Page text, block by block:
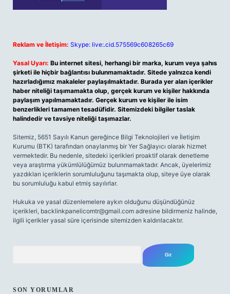
Reklam ve İletişim: Skype: live:.cid.575569c608265c69
Yasal Uyarı: Bu internet sitesi, herhangi bir marka, kurum veya şahıs
şirketi ile hiçbir bağlantısı bulunmamaktadır. Sitede yalnızca kendi
hazırladığımız makaleler paylaşılmaktadır. Burada yer alan içerikler
haber niteliği taşımamakta olup, gerçek kurum ve kişiler hakkında
paylaşım yapılmamaktadır. Gerçek kurum ve kişiler ile isim
benzerlikleri tamamen tesadüfidir. Sitemizdeki bilgiler taslak
halindedir ve tavsiye niteliği taşımazlar.
Sitemiz, 5651 Sayılı Kanun gereğince Bilgi Teknolojileri ve İletişim
Kurumu (BTK) tarafından onaylanmış bir Yer Sağlayıcı olarak hizmet
vermektedir. Bu nedenle, sitedeki içerikleri proaktif olarak denetleme
veya araştırma yükümlülüğümüz bulunmamaktadır. Ancak, üyelerimiz
yazdıkları içeriklerin sorumluluğunu taşımakta olup, siteye üye olarak
bu sorumluluğu kabul etmiş sayılırlar.
Hukuka ve yasal düzenlemelere aykırı olduğunu düşündüğünüz
içerikleri, backlinkpanelicomtr@gmail.com adresine bildirmeniz halinde,
ilgili içerikler yasal süre içerisinde sitemizden kaldırılacaktır.
SON YORUMLAR